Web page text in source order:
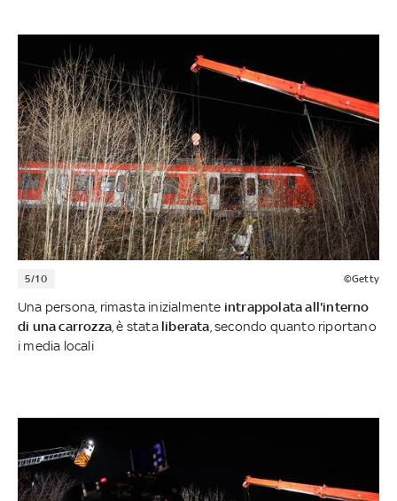
5/10 ©Getty
Una persona, rimasta inizialmente intrappolata all'interno
di una carrozza , è stata liberata , secondo quanto riportano
i media locali